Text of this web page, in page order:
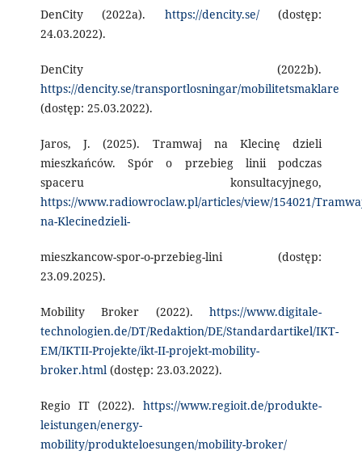
DenCity (2022a). https://dencity.se/(dostęp:
24.03.2022).
DenCity (2022b).
https://dencity.se/transportlosningar/mobilitetsmaklare
(dostęp: 25.03.2022).
Jaros, J. (2025). Tramwaj na Klecinę dzieli
mieszkańców. Spór o przebieg linii podczas
spaceru konsultacyjnego,
https://www.radiowroclaw.pl/articles/view/154021/
na-Klecinedzieli-
mieszkancow-spor-o-przebieg-lini (dostęp:
23.09.2025).
Mobility Broker (2022).https://www.digitale-
technologien.de/DT/Redaktion/DE/Standardartikel/IKT-
EM/IKTII-Projekte/ikt-II-projekt-mobility-
broker.html(dostęp: 23.03.2022).
Regio IT (2022).https://www.regioit.de/produkte-
leistungen/energy-
mobility/produkteloesungen/mobility-broker/